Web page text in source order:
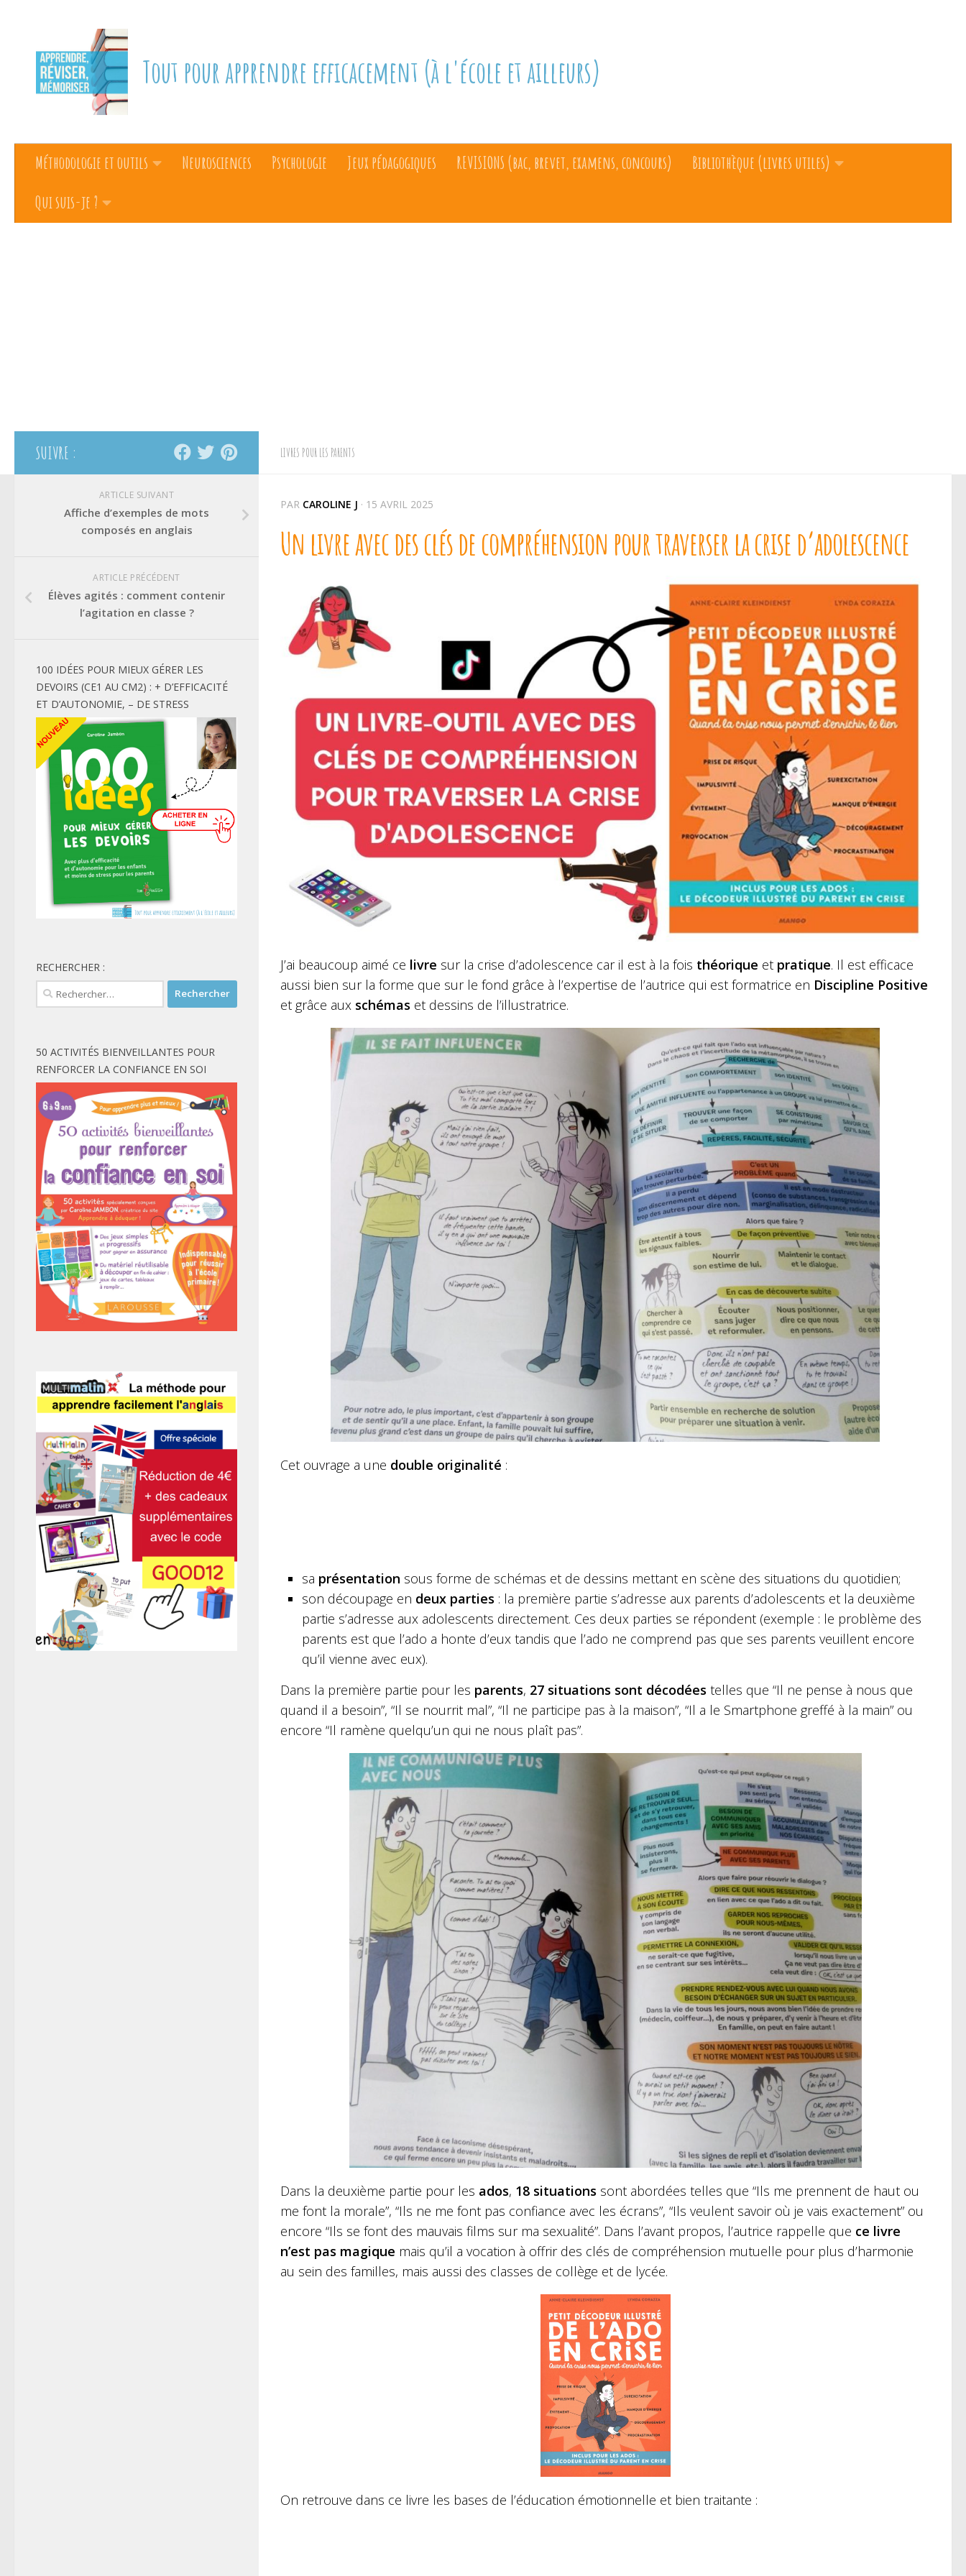
Tout pour apprendre efficacement (à l'école et ailleurs)
Méthodologie et outils Neurosciences Psychologie Jeux pédagogiques REVISIONS (bac, brevet, examens, concours)
Bibliothèque (livres utiles)
Qui suis-je ?
LIVRES POUR LES PARENTS
PAR CAROLINE J · 15 AVRIL 2025
Un livre avec des clés de compréhension pour traverser la crise d’adolescence
J’ai beaucoup aimé ce livre sur la crise d’adolescence car il est à la fois théorique et pratique. Il est efficace
aussi bien sur la forme que sur le fond grâce à l’expertise de l’autrice qui est formatrice en Discipline Positive
et grâce aux schémas et dessins de l’illustratrice.
Cet ouvrage a une double originalité :
sa présentation sous forme de schémas et de dessins mettant en scène des situations du quotidien;
son découpage en deux parties : la première partie s’adresse aux parents d’adolescents et la deuxième
partie s’adresse aux adolescents directement. Ces deux parties se répondent (exemple : le problème des
parents est que l’ado a honte d’eux tandis que l’ado ne comprend pas que ses parents veuillent encore
qu’il vienne avec eux).
Dans la première partie pour les parents, 27 situations sont décodées telles que “Il ne pense à nous que
quand il a besoin”, “Il se nourrit mal”, “Il ne participe pas à la maison”, “Il a le Smartphone greffé à la main” ou
encore “Il ramène quelqu’un qui ne nous plaît pas”.
Dans la deuxième partie pour les ados, 18 situations sont abordées telles que “Ils me prennent de haut ou
me font la morale”, “Ils ne me font pas confiance avec les écrans”, “Ils veulent savoir où je vais exactement” ou
encore “Ils se font des mauvais films sur ma sexualité”. Dans l’avant propos, l’autrice rappelle que ce livre
n’est pas magique mais qu’il a vocation à offrir des clés de compréhension mutuelle pour plus d’harmonie
au sein des familles, mais aussi des classes de collège et de lycée.
On retrouve dans ce livre les bases de l’éducation émotionnelle et bien traitante :
SUIVRE :
ARTICLE SUIVANT
Affiche d’exemples de mots
composés en anglais
ARTICLE PRÉCÉDENT
Élèves agités : comment contenir
l’agitation en classe ?
100 IDÉES POUR MIEUX GÉRER LES
DEVOIRS (CE1 AU CM2) : + D’EFFICACITÉ
ET D’AUTONOMIE, – DE STRESS
RECHERCHER :
Rechercher :
50 ACTIVITÉS BIENVEILLANTES POUR
RENFORCER LA CONFIANCE EN SOI